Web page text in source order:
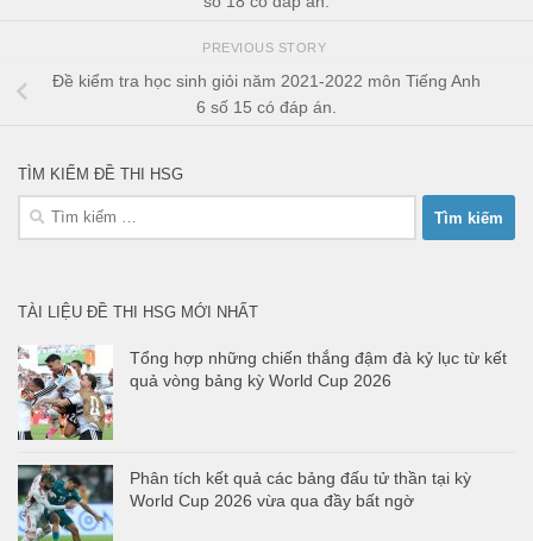
PREVIOUS STORY
Đề kiểm tra học sinh giỏi năm 2021-2022 môn Tiếng Anh
6 số 15 có đáp án.
TÌM KIẾM ĐỀ THI HSG
Tìm
TÀI LIỆU ĐỀ THI HSG MỚI NHẤT
Tổng hợp những chiến thắng đậm đà kỷ lục từ kết
quả vòng bảng kỳ World Cup 2026
Phân tích kết quả các bảng đấu tử thần tại kỳ
World Cup 2026 vừa qua đầy bất ngờ